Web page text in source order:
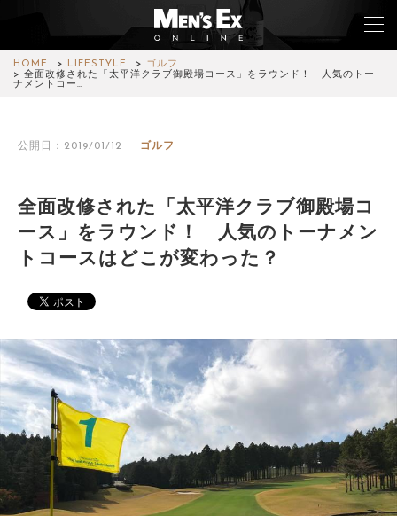
HOME LIFESTYLE
ゴルフ
全面改修された「太平洋クラブ御殿場コース」をラウンド！ 人気のトー
ナメントコー…
公開日：2019/01/12 ゴルフ
全面改修された「太平洋クラブ御殿場コ
ース」をラウンド！ 人気のトーナメン
トコースはどこが変わった？
FASHION
WATCH
CAR&BIKE
COLUMN
MAGAZINE
ABOUT SITE
サイトマップ